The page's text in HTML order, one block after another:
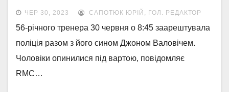
ЧЕР 30, 2023 САПОТЮК ЮРІЙ, ГОЛ. РЕДАКТОР
56-річного тренера 30 червня о 8:45 заарештувала
поліція разом з його сином Джоном Валовічем.
Чоловіки опинилися під вартою, повідомляє
RMC…